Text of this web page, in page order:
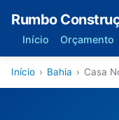
Rumbo
Início Orçamento
Início › Bahia › Casa